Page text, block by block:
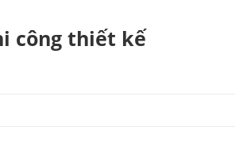
công thiết kế